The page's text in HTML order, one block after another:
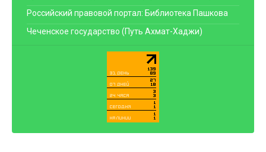
Российский правовой портал: Библиотека Пашкова
Чеченское государство (Путь Ахмат-Хаджи)